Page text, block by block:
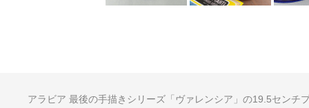
アラビア 最後の手描きシリーズ「ヴァレンシア」の19.5センチ